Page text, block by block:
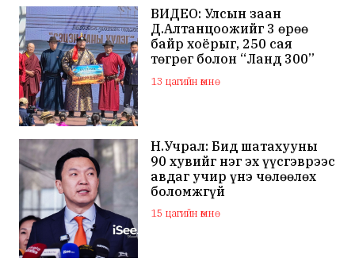
ВИДЕО: Улсын заан
Д.Алтанцоожийг 3 өрөө
байр хоёрыг, 250 сая
төгрөг болон “Ланд 300”
маркийн автомашинаар
мялаажээ
13 цагийн өмнө
Н.Учрал: Бид шатахууны
90 хувийг нэг эх үүсгэврээс
авдаг учир үнэ чөлөөлөх
боломжгүй
15 цагийн өмнө